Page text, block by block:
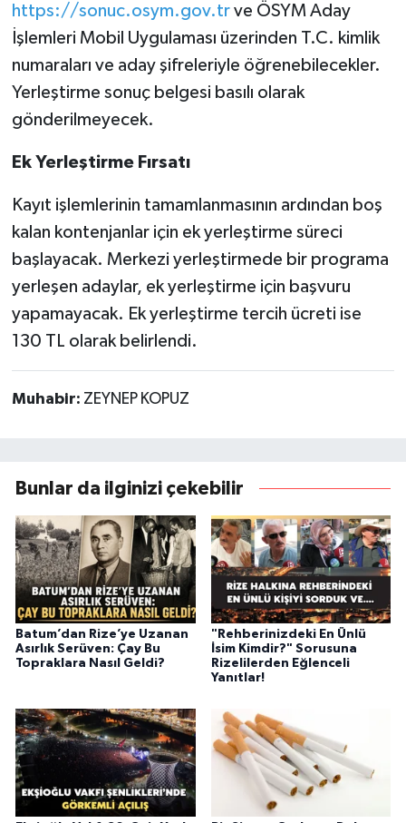
https://sonuc.osym.gov.trve ÖSYM Aday
İşlemleri Mobil Uygulaması üzerinden T.C. kimlik
numaraları ve aday şifreleriyle öğrenebilecekler.
Yerleştirme sonuç belgesi basılı olarak
gönderilmeyecek.
Ek Yerleştirme Fırsatı
Kayıt işlemlerinin tamamlanmasının ardından boş
kalan kontenjanlar için ek yerleştirme süreci
başlayacak. Merkezi yerleştirmede bir programa
yerleşen adaylar, ek yerleştirme için başvuru
yapamayacak. Ek yerleştirme tercih ücreti ise
130 TL olarak belirlendi.
Muhabir: ZEYNEP KOPUZ
Bunlar da ilginizi çekebilir
Batum’dan Rize’ye Uzanan
Asırlık Serüven: Çay Bu
Topraklara Nasıl Geldi?
"Rehberinizdeki En Ünlü
İsim Kimdir?" Sorusuna
Rizelilerden Eğlenceli
Yanıtlar!